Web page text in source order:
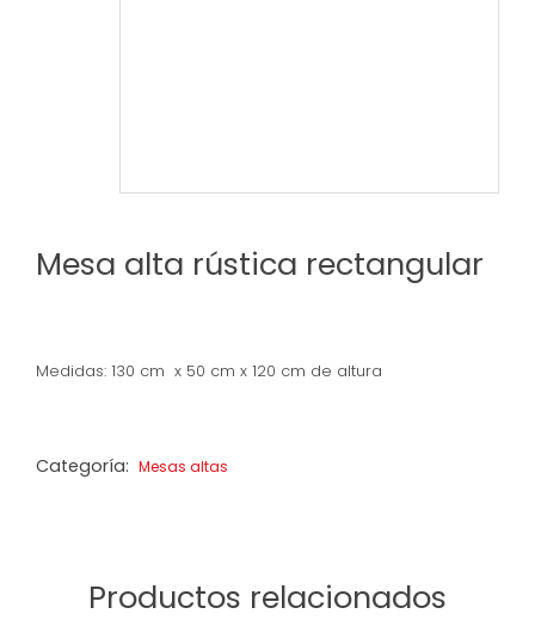
Mesa alta rústica rectangular
Medidas: 130 cm x 50 cm x 120 cm de altura
Categoría: Mesas altas
Productos relacionados